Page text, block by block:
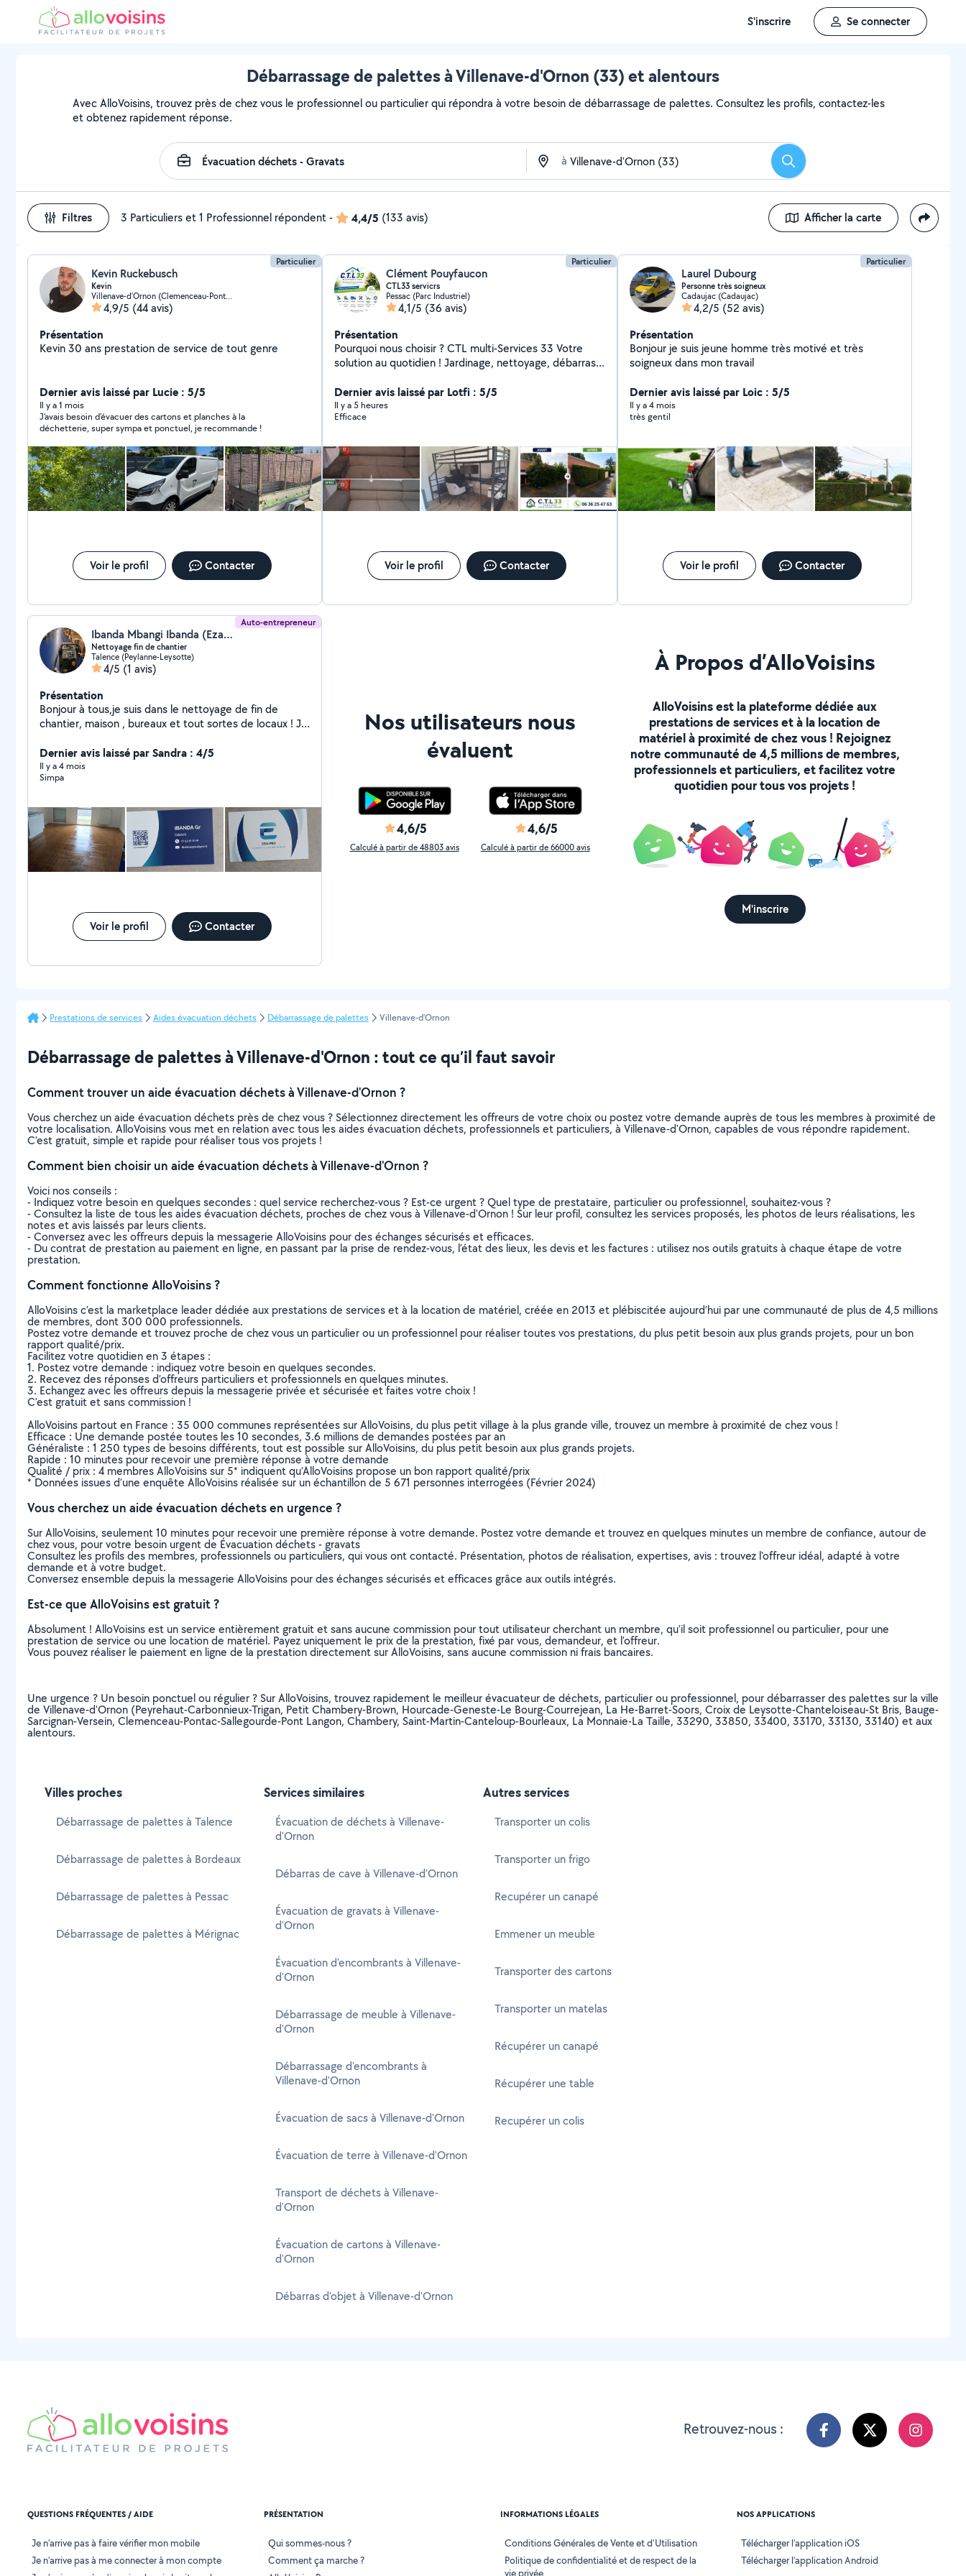
S'inscrire Se connecter
Débarrassage de palettes à Villenave-d'Ornon (33) et alentours
Avec AlloVoisins, trouvez près de chez vous le professionnel ou particulier qui répondra à votre besoin de débarrassage de palettes. Consultez les profils, contactez-les
et obtenez rapidement réponse.
à Rechercher
Filtres 3 Particuliers et 1 Professionnel répondent- 4,4/5 (133 avis) Afficher la carte
Particulier
Kevin Ruckebusch
Kevin
Villenave-d'Ornon (Clemenceau-Pontac-Sallegourde-Pont Langon)
4,9/5 (44 avis)
Présentation
Kevin 30 ans prestation de service de tout genre
Dernier avis laissé par Lucie : 5/5
Il y a 1 mois
J'avais besoin d'évacuer des cartons et planches à la
déchetterie, super sympa et ponctuel, je recommande !
Voir le profil Contacter
Particulier
Clément Pouyfaucon
CTL33 servicrs
Pessac (Parc Industriel)
4,1/5 (36 avis)
Présentation
Pourquoi nous choisir ? CTL multi-Services 33 Votre
solution au quotidien ! Jardinage, nettoyage, débarras
meuble ; plomberie etc.... Nous sommes là pour vous
simplifier la vie avec des services rapides, efficaces et
adaptés à vos besoins. Travail soigné et professionnel
compétitifs Zone d'intervention : Gironde
Dernier avis laissé par Lotfi : 5/5
Il y a 5 heures
Efficace
Voir le profil Contacter
Particulier
Laurel Dubourg
Personne très soigneux
Cadaujac (Cadaujac)
4,2/5 (52 avis)
Présentation
Bonjour je suis jeune homme très motivé et très
soigneux dans mon travail
Dernier avis laissé par Loic : 5/5
Il y a 4 mois
très gentil
Voir le profil Contacter
Auto-entrepreneur
Ibanda Mbangi Ibanda (EzaliPro)
Nettoyage fin de chantier
Talence (Peylanne-Leysotte)
4/5 (1 avis)
Présentation
Bonjour à tous,je suis dans le nettoyage de fin de
chantier, maison , bureaux et tout sortes de locaux ! Je
!Dernier avis laissé par Sandra : 4/5
Il y a 4 mois
Simpa
Voir le profil Contacter
Nos utilisateurs nous
évaluent
4,6/5
Calculé à partir de 48803 avis
4,6/5
Calculé à partir de 66000 avis
À Propos d’AlloVoisins
AlloVoisins est la plateforme dédiée aux
prestations de services et à la location de
matériel à proximité de chez vous ! Rejoignez
notre communauté de 4,5 millions de membres,
professionnels et particuliers, et facilitez votre
quotidien pour tous vos projets !
M'inscrire
Prestations de services Aides évacuation déchets Débarrassage de palettes Villenave-d'Ornon
Débarrassage de palettes à Villenave-d'Ornon : tout ce qu’il faut savoir
Comment trouver un aide évacuation déchets à Villenave-d'Ornon ?
Vous cherchez un aide évacuation déchets près de chez vous ? Sélectionnez directement les offreurs de votre choix ou postez votre demande auprès de tous les membres à proximité de
votre localisation. AlloVoisins vous met en relation avec tous les aides évacuation déchets, professionnels et particuliers, à Villenave-d'Ornon, capables de vous répondre rapidement.
C’est gratuit, simple et rapide pour réaliser tous vos projets !
Comment bien choisir un aide évacuation déchets à Villenave-d'Ornon ?
Voici nos conseils :
- Indiquez votre besoin en quelques secondes : quel service recherchez-vous ? Est-ce urgent ? Quel type de prestataire, particulier ou professionnel, souhaitez-vous ?
- Consultez la liste de tous les aides évacuation déchets, proches de chez vous à Villenave-d'Ornon ! Sur leur profil, consultez les services proposés, les photos de leurs réalisations, les
notes et avis laissés par leurs clients.
- Conversez avec les offreurs depuis la messagerie AlloVoisins pour des échanges sécurisés et efficaces.
- Du contrat de prestation au paiement en ligne, en passant par la prise de rendez-vous, l’état des lieux, les devis et les factures : utilisez nos outils gratuits à chaque étape de votre
prestation.
Comment fonctionne AlloVoisins ?
AlloVoisins c’est la marketplace leader dédiée aux prestations de services et à la location de matériel, créée en 2013 et plébiscitée aujourd’hui par une communauté de plus de 4,5 millions
de membres, dont 300 000 professionnels.
Postez votre demande et trouvez proche de chez vous un particulier ou un professionnel pour réaliser toutes vos prestations, du plus petit besoin aux plus grands projets, pour un bon
rapport qualité/prix.
Facilitez votre quotidien en 3 étapes :
1. Postez votre demande : indiquez votre besoin en quelques secondes.
2. Recevez des réponses d’offreurs particuliers et professionnels en quelques minutes.
3. Echangez avec les offreurs depuis la messagerie privée et sécurisée et faites votre choix !
C’est gratuit et sans commission !
AlloVoisins partout en France : 35 000 communes représentées sur AlloVoisins, du plus petit village à la plus grande ville, trouvez un membre à proximité de chez vous !
Efficace : Une demande postée toutes les 10 secondes, 3.6 millions de demandes postées par an
Généraliste : 1 250 types de besoins différents, tout est possible sur AlloVoisins, du plus petit besoin aux plus grands projets.
Rapide : 10 minutes pour recevoir une première réponse à votre demande
Qualité / prix : 4 membres AlloVoisins sur 5* indiquent qu’AlloVoisins propose un bon rapport qualité/prix
* Données issues d’une enquête AlloVoisins réalisée sur un échantillon de 5 671 personnes interrogées (Février 2024)
Vous cherchez un aide évacuation déchets en urgence ?
Sur AlloVoisins, seulement 10 minutes pour recevoir une première réponse à votre demande. Postez votre demande et trouvez en quelques minutes un membre de confiance, autour de
chez vous, pour votre besoin urgent de Évacuation déchets - gravats
Consultez les profils des membres, professionnels ou particuliers, qui vous ont contacté. Présentation, photos de réalisation, expertises, avis : trouvez l'offreur idéal, adapté à votre
demande et à votre budget.
Conversez ensemble depuis la messagerie AlloVoisins pour des échanges sécurisés et efficaces grâce aux outils intégrés.
Est-ce que AlloVoisins est gratuit ?
Absolument ! AlloVoisins est un service entièrement gratuit et sans aucune commission pour tout utilisateur cherchant un membre, qu’il soit professionnel ou particulier, pour une
prestation de service ou une location de matériel. Payez uniquement le prix de la prestation, fixé par vous, demandeur, et l’offreur.
Vous pouvez réaliser le paiement en ligne de la prestation directement sur AlloVoisins, sans aucune commission ni frais bancaires.
Une urgence ? Un besoin ponctuel ou régulier ? Sur AlloVoisins, trouvez rapidement le meilleur évacuateur de déchets, particulier ou professionnel, pour débarrasser des palettes sur la ville
de Villenave-d'Ornon (Peyrehaut-Carbonnieux-Trigan, Petit Chambery-Brown, Hourcade-Geneste-Le Bourg-Courrejean, La He-Barret-Soors, Croix de Leysotte-Chanteloiseau-St Bris, Bauge-
Sarcignan-Versein, Clemenceau-Pontac-Sallegourde-Pont Langon, Chambery, Saint-Martin-Canteloup-Bourleaux, La Monnaie-La Taille, 33290, 33850, 33400, 33170, 33130, 33140) et aux
alentours.
Villes proches
Débarrassage de palettes à Talence
Débarrassage de palettes à Bordeaux
Débarrassage de palettes à Pessac
Débarrassage de palettes à Mérignac
Services similaires
Évacuation de déchets à Villenave-
d'Ornon
Débarras de cave à Villenave-d'Ornon
Évacuation de gravats à Villenave-
d'Ornon
Évacuation d'encombrants à Villenave-
d'Ornon
Débarrassage de meuble à Villenave-
d'Ornon
Débarrassage d'encombrants à
Villenave-d'Ornon
Évacuation de sacs à Villenave-d'Ornon
Évacuation de terre à Villenave-d'Ornon
Transport de déchets à Villenave-
d'Ornon
Évacuation de cartons à Villenave-
d'Ornon
Débarras d'objet à Villenave-d'Ornon
Autres services
Transporter un colis
Transporter un frigo
Recupérer un canapé
Emmener un meuble
Transporter des cartons
Transporter un matelas
Récupérer un canapé
Récupérer une table
Recupérer un colis
Retrouvez-nous :
QUESTIONS FRÉQUENTES / AIDE
Je n'arrive pas à faire vérifier mon mobile
Je n'arrive pas à me connecter à mon compte
PRÉSENTATION
Qui sommes-nous ?
Comment ça marche ?
INFORMATIONS LÉGALES
Conditions Générales de Vente et d'Utilisation
Politique de confidentialité et de respect de la
vie privée
NOS APPLICATIONS
Télécharger l’application iOS
Télécharger l’application Android